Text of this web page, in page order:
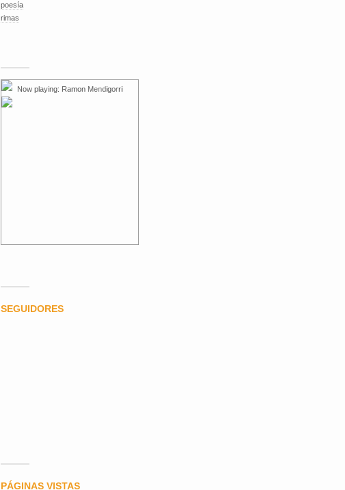
poesía
rimas
Now playing: Ramon Mendigorri
SEGUIDORES
PÁGINAS VISTAS